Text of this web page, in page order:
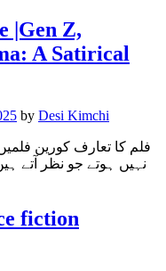
|Gen Z,
A Satirical
by Desi Kimchi
نہیں ہوتے جو نظر آتے
fiction